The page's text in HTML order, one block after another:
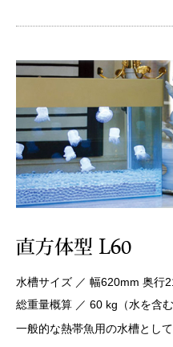
水槽サイズ ／ 幅620mm 奥行
総重量概算 ／ 60 kg（水を含む
一般的な熱帯魚用の水槽とし